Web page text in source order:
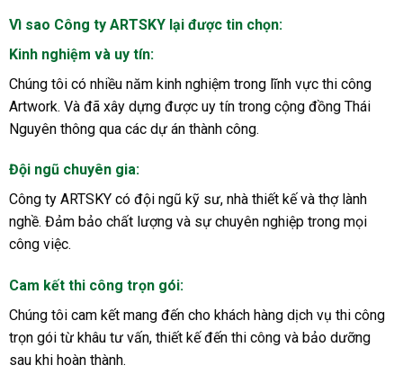
Vì sao Công ty ARTSKY lại được tin chọn:
Kinh nghiệm và uy tín:
Chúng tôi có nhiều năm kinh nghiệm trong lĩnh vực thi công
Artwork. Và đã xây dựng được uy tín trong cộng đồng Thái
Nguyên thông qua các dự án thành công.
Đội ngũ chuyên gia:
Công ty ARTSKY có đội ngũ kỹ sư, nhà thiết kế và thợ lành
nghề. Đảm bảo chất lượng và sự chuyên nghiệp trong mọi
công việc.
Cam kết thi công trọn gói:
Chúng tôi cam kết mang đến cho khách hàng dịch vụ thi công
trọn gói từ khâu tư vấn, thiết kế đến thi công và bảo dưỡng
sau khi hoàn thành.